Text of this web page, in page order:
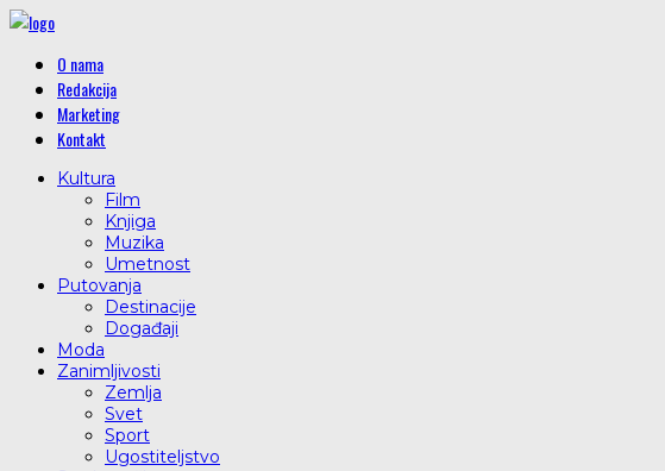
O nama
Redakcija
Marketing
Kontakt
Kultura
Film
Knjiga
Muzika
Umetnost
Putovanja
Destinacije
Događaji
Moda
Zanimljivosti
Zemlja
Svet
Sport
Ugostiteljstvo